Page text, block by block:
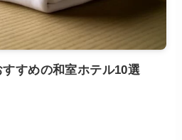
すすめの和室ホテル10選